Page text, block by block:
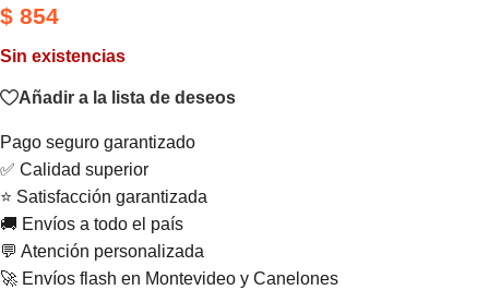
$ 854
Sin existencias
Añadir a la lista de deseos
Pago seguro garantizado
✅ Calidad superior
⭐ Satisfacción garantizada
🚚 Envíos a todo el país
💬 Atención personalizada
🚀 Envíos flash en Montevideo y Canelones